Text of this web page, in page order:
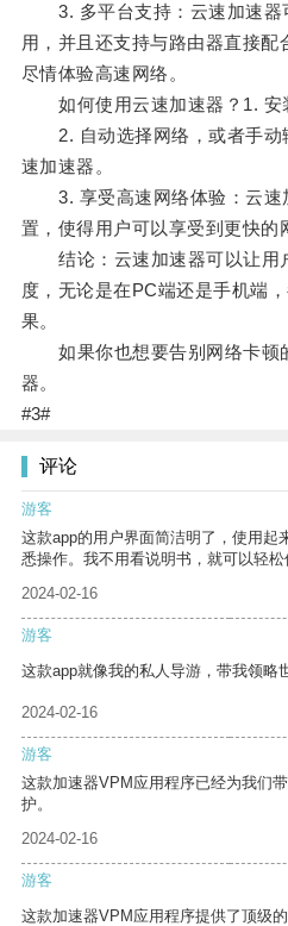
3. 多平台支持：云速加速器
用，并且还支持与路由器直接配
尽情体验高速网络。
如何使用云速加速器？1. 安
2. 自动选择网络，或者手动
速加速器。
3. 享受高速网络体验：云速
置，使得用户可以享受到更快的
结论：云速加速器可以让用
度，无论是在PC端还是手机端
果。
如果你也想要告别网络卡顿
器。
#3#
评论
游客
这款app的用户界面简洁明了，使用起
悉操作。我不用看说明书，就可以轻松
2024-02-16
游客
这款app就像我的私人导游，带我领略
2024-02-16
游客
这款加速器VPM应用程序已经为我们
护。
2024-02-16
游客
这款加速器VPM应用程序提供了顶级的